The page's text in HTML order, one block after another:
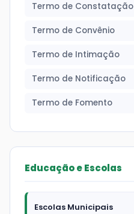
Termo de Constatação
Termo de Convênio
Termo de Intimação
Termo de Notificação
Termo de Fomento
Educação e Escolas
Escolas Municipais